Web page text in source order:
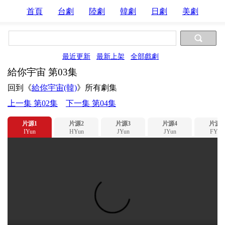
首頁 台劇 陸劇 韓劇 日劇 美劇
最近更新 最新上架 全部戲劇
給你宇宙 第03集
回到《給你宇宙(韓)》所有劇集
上一集 第02集
下一集 第04集
片源1
IYun
片源2
HYun
片源3
JYun
片源4
JYun
片源5
FYun